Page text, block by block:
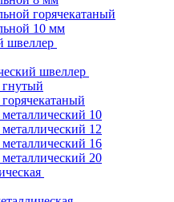
горячекатаный
10 мм
швеллер
швеллер
10
12
16
20